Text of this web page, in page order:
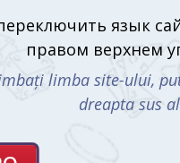
в ваши игровые вечера.
и мини-
внушительные 600
комбинации
с 30 новыми
захватывающей.